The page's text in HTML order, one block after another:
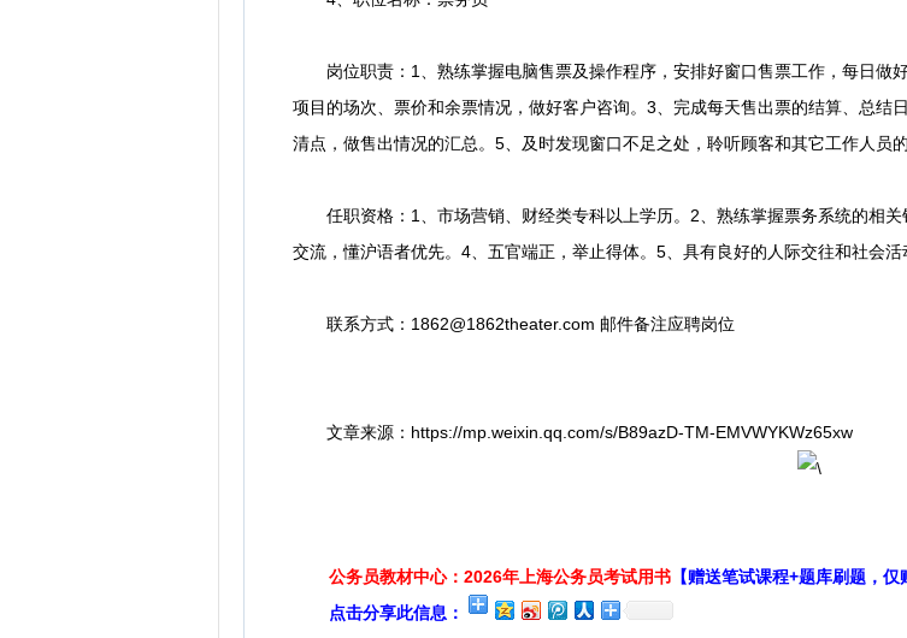
岗位职责：1、熟练掌握电脑售票及操作程序，安排好窗口售票工作，每日做
项目的场次、票价和余票情况，做好客户咨询。3、完成每天售出票的结算、总结
清点，做售出情况的汇总。5、及时发现窗口不足之处，聆听顾客和其它工作人员
任职资格：1、市场营销、财经类专科以上学历。2、熟练掌握票务系统的相关
交流，懂沪语者优先。4、五官端正，举止得体。5、具有良好的人际交往和社会活
联系方式：1862@1862theater.com 邮件备注应聘岗位
文章来源：https://mp.weixin.qq.com/s/B89azD-TM-EMVWYKWz65xw
公务员教材中心：2026年上海公务员考试用书 【赠送笔试课程+题库刷题，仅
点击分享此信息：